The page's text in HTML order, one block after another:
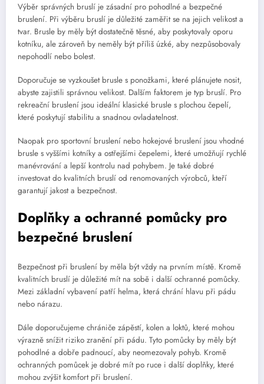
Výběr správných bruslí je zásadní pro pohodlné a bezpečné
bruslení. Při výběru bruslí je důležité zaměřit se na jejich velikost a
tvar. Brusle by měly být dostatečně těsné, aby poskytovaly oporu
kotníku, ale zároveň by neměly být příliš úzké, aby nezpůsobovaly
nepohodlí nebo bolest.
Doporučuje se vyzkoušet brusle s ponožkami, které plánujete nosit,
abyste zajistili správnou velikost. Dalším faktorem je typ bruslí. Pro
rekreační bruslení jsou ideální klasické brusle s plochou čepelí,
které poskytují stabilitu a snadnou ovladatelnost.
Naopak pro sportovní bruslení nebo hokejové bruslení jsou vhodné
brusle s vyššími kotníky a ostřejšími čepelemi, které umožňují rychlé
manévrování a lepší kontrolu nad pohybem. Je také dobré
investovat do kvalitních bruslí od renomovaných výrobců, kteří
garantují jakost a bezpečnost.
Doplňky a ochranné pomůcky pro
bezpečné bruslení
Bezpečnost při bruslení by měla být vždy na prvním místě. Kromě
kvalitních bruslí je důležité mít na sobě i další ochranné pomůcky.
Mezi základní vybavení patří helma, která chrání hlavu při pádu
nebo nárazu.
Dále doporučujeme chrániče zápěstí, kolen a loktů, které mohou
výrazně snížit riziko zranění při pádu. Tyto pomůcky by měly být
pohodlné a dobře padnoucí, aby neomezovaly pohyb. Kromě
ochranných pomůcek je dobré mít po ruce i další doplňky, které
mohou zvýšit komfort při bruslení.